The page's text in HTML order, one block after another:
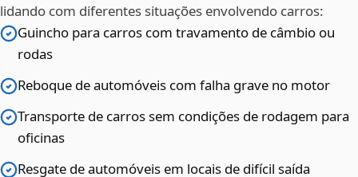
lidando com diferentes situações envolvendo carros:
Guincho para carros com travamento de câmbio ou
rodas
Reboque de automóveis com falha grave no motor
Transporte de carros sem condições de rodagem para
oficinas
Resgate de automóveis em locais de difícil saída